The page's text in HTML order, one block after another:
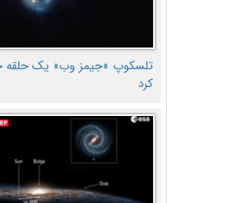
تلسکوپ «جیمز وب» یک حلقه
کرد